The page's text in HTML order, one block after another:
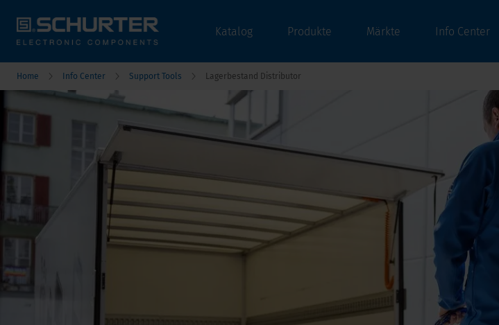
Katalog Produkte Märkte Info Center
Home Info Center Support Tools Lagerbestand Distributor